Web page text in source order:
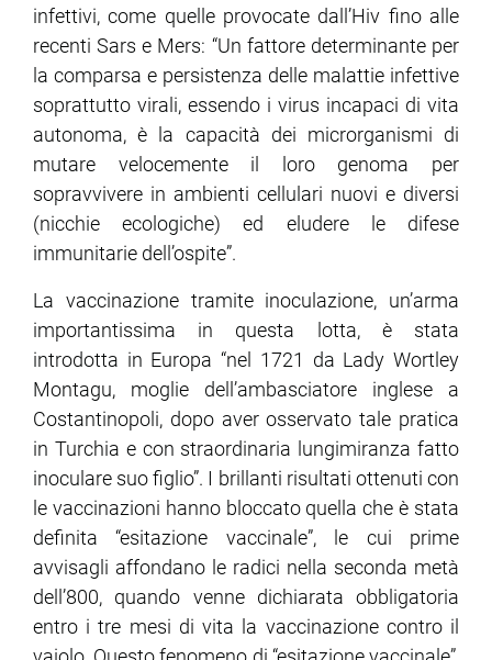
infettivi, come quelle provocate dall’Hiv fino alle
recenti Sars e Mers: “Un fattore determinante per
la comparsa e persistenza delle malattie infettive
soprattutto virali, essendo i virus incapaci di vita
autonoma, è la capacità dei microrganismi di
mutare velocemente il loro genoma per
sopravvivere in ambienti cellulari nuovi e diversi
(nicchie ecologiche) ed eludere le difese
immunitarie dell’ospite”.
La vaccinazione tramite inoculazione, un’arma
importantissima in questa lotta, è stata
introdotta in Europa “nel 1721 da Lady Wortley
Montagu, moglie dell’ambasciatore inglese a
Costantinopoli, dopo aver osservato tale pratica
in Turchia e con straordinaria lungimiranza fatto
inoculare suo figlio”. I brillanti risultati ottenuti con
le vaccinazioni hanno bloccato quella che è stata
definita “esitazione vaccinale”, le cui prime
avvisagli affondano le radici nella seconda metà
dell’800, quando venne dichiarata obbligatoria
entro i tre mesi di vita la vaccinazione contro il